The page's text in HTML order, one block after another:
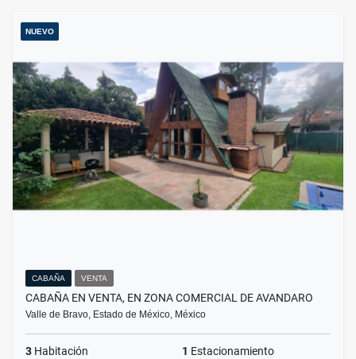
NUEVO
CABAÑA VENTA
CABAÑA EN VENTA, EN ZONA COMERCIAL DE AVANDARO
Valle de Bravo, Estado de México, México
3 Habitación 1 Estacionamiento